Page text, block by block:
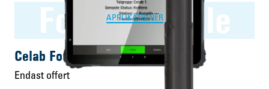
Four:C Mobile
APPLIKATIONER
Celab Four:C Mobile
Endast offert